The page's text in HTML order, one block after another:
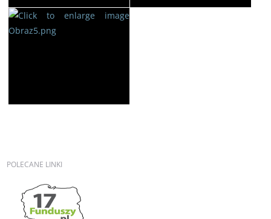
POLECANE LINKI